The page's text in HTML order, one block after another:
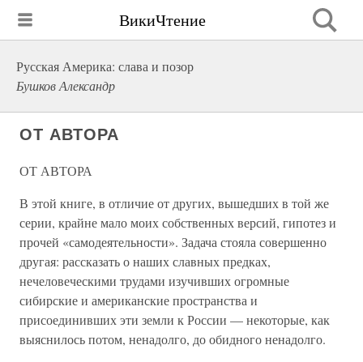
ВикиЧтение
Русская Америка: слава и позор
Бушков Александр
ОТ АВТОРА
ОТ АВТОРА
В этой книге, в отличие от других, вышедших в той же
серии, крайне мало моих собственных версий, гипотез и
прочей «самодеятельности». Задача стояла совершенно
другая: рассказать о наших славных предках,
нечеловеческими трудами изучивших огромные
сибирские и американские пространства и
присоединивших эти земли к России — некоторые, как
выяснилось потом, ненадолго, до обидного ненадолго.